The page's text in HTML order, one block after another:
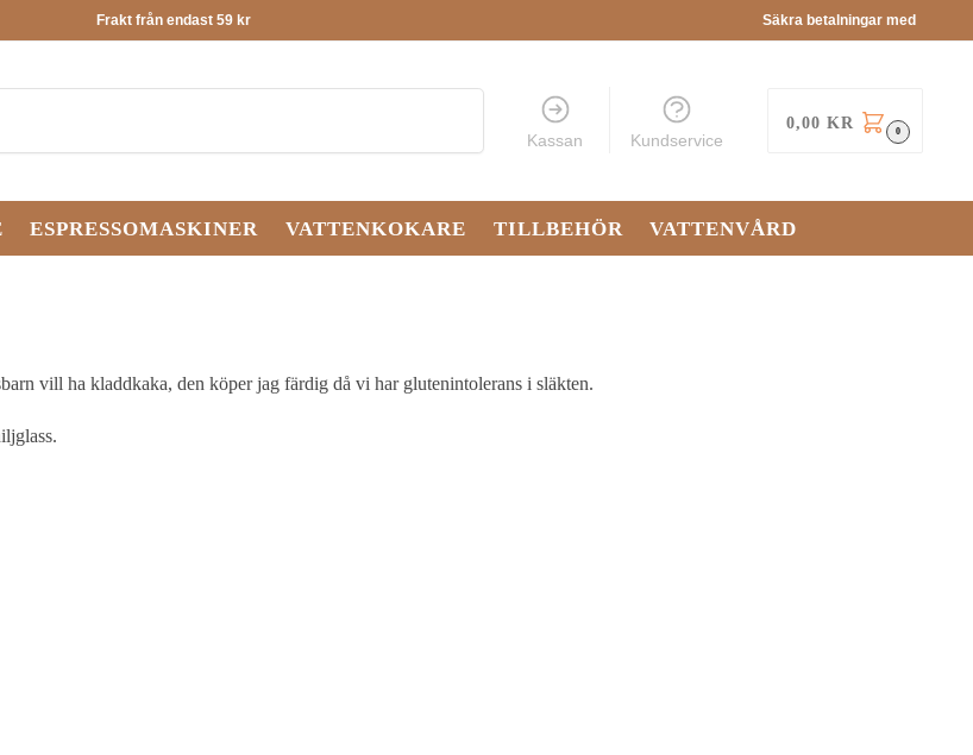
Frakt från endast 59 kr Säkra betalningar med
Kassan Kundservice
0,00KR 0
ESPRESSOMASKINER VATTENKOKARE TILLBEHÖR VATTENVÅRD
vill ha kladdkaka, den köper jag färdig då vi har glutenintolerans i släkten.